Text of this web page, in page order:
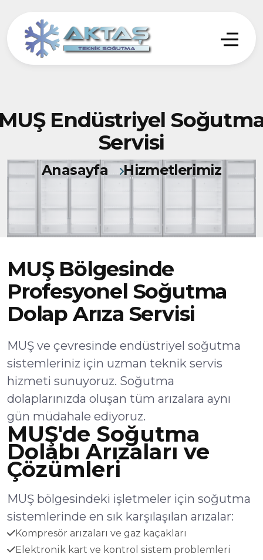
Endüstriyel
Servisi
Anasayfa Hizmetlerimiz
MUŞ Bölgesinde
Profesyonel Soğutma
Dolap Arıza Servisi
MUŞ ve çevresinde endüstriyel soğutma
sistemleriniz için uzman teknik servis
hizmeti sunuyoruz. Soğutma
dolaplarınızda oluşan tüm arızalara aynı
gün müdahale ediyoruz.
MUŞ'de Soğutma
Dolabı Arızaları ve
Çözümleri
MUŞ bölgesindeki işletmeler için soğutma
sistemlerinde en sık karşılaşılan arızalar:
Kompresör arızaları ve gaz kaçakları
Elektronik kart ve kontrol sistem problemleri